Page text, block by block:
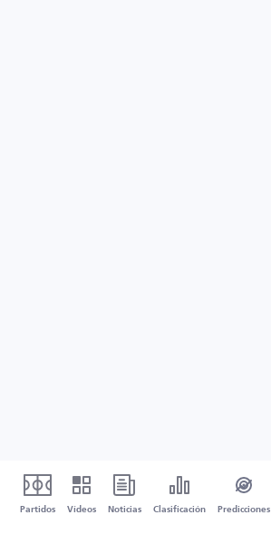
Partidos Vídeos Noticias Clasificación Predicciones